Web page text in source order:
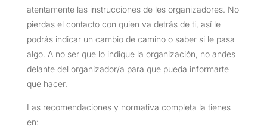
atentamente las instrucciones de les organizadores. No
pierdas el contacto con quien va detrás de ti, así le
podrás indicar un cambio de camino o saber si le pasa
algo. A no ser que lo indique la organización, no andes
delante del organizador/a para que pueda informarte
qué hacer.
Las recomendaciones y normativa completa la tienes
en: